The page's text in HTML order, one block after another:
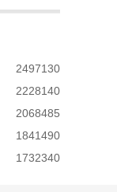
2497130
2228140
2068485
1841490
1732340